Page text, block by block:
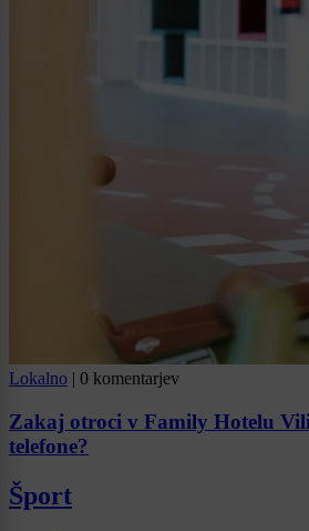
Lokalno | 0 komentarjev
Zakaj otroci v Family Hotelu
telefone?
Šport